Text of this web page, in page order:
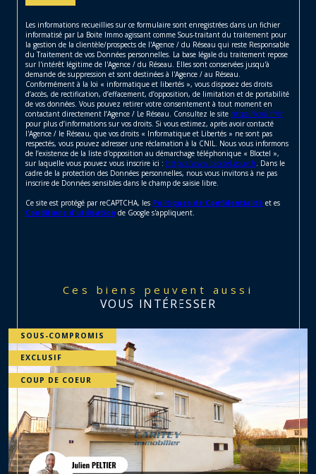
Les informations recueillies sur ce formulaire sont enregistrées dans un fichier
informatisé par La Boite Immo agissant comme Sous-traitant du traitement pour
la gestion de la clientèle/prospects de l'Agence / du Réseau qui reste Responsable
du Traitement de vos Données personnelles. La base légale du traitement repose
sur l'intérêt légitime de l'Agence / du Réseau. Elles sont conservées jusqu'à
demande de suppression et sont destinées à l'Agence / au Réseau.
Conformément à la loi « informatique et libertés », vous disposez des droits
d’accès, de rectification, d’effacement, d’opposition, de limitation et de portabilité
de vos données. Vous pouvez retirer votre consentement à tout moment en
contactant directement l’Agence / Le Réseau. Consultez le site https://cnil.fr/fr
pour plus d’informations sur vos droits. Si vous estimez, après avoir contacté
l'Agence / le Réseau, que vos droits « Informatique et Libertés » ne sont pas
respectés, vous pouvez adresser une réclamation à la CNIL. Nous vous informons
de l’existence de la liste d'opposition au démarchage téléphonique « Bloctel »,
sur laquelle vous pouvez vous inscrire ici : https://www.bloctel.gouv.fr. Dans le
cadre de la protection des Données personnelles, nous vous invitons à ne pas
inscrire de Données sensibles dans le champ de saisie libre.
Ce site est protégé par reCAPTCHA, les Politiques de Confidentialité et es
Conditions d'utilisation de Google s'appliquent.
Ces biens peuvent aussi
VOUS INTÉRESSER
SOUS-COMPROMIS
EXCLUSIF
COUP DE COEUR